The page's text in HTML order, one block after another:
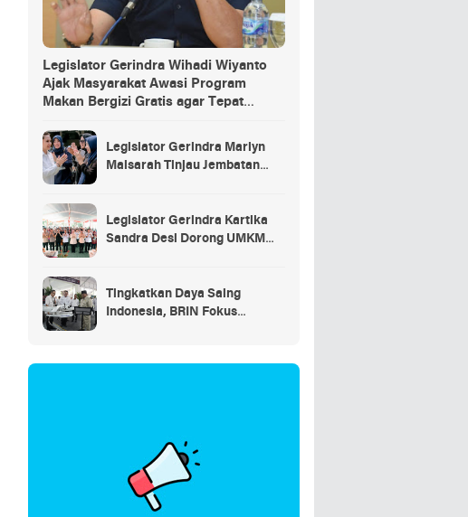
Legislator Gerindra Wihadi Wiyanto
Ajak Masyarakat Awasi Program
Makan Bergizi Gratis agar Tepat
Legislator Gerindra Marlyn
Maisarah Tinjau Jembatan
Legislator Gerindra Kartika
Sandra Desi Dorong UMKM
Tingkatkan Daya Saing
Indonesia, BRIN Fokus